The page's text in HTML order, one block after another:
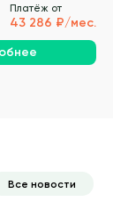
Платёж от
43 286 ₽/мес.
Все новости